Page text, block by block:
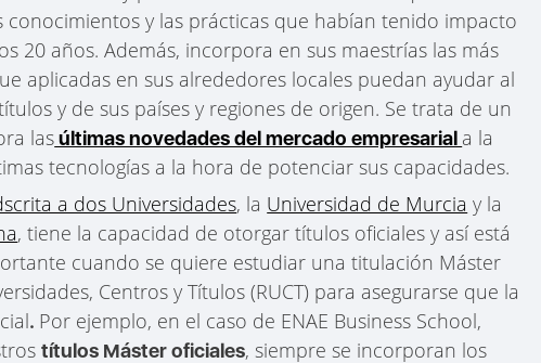
y las prácticas que habían tenido impacto
20 años. Además, incorpora en sus maestrías las más
aplicadas en sus alrededores locales puedan ayudar al
y de sus países y regiones de origen. Se trata de un
lasúltimas novedades del mercado empresarial a la
tecnologías a la hora de potenciar sus capacidades.
a dos Universidades, la Universidad de Murcia y la
, tiene la capacidad de otorgar títulos oficiales y así está
cuando se quiere estudiar una titulación Máster
Centros y Títulos (RUCT) para asegurarse que la
. Por ejemplo, en el caso de ENAE Business School,
títulos Máster oficiales, siempre se incorporan los